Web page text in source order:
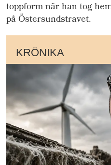
toppform när han tog
på Östersundstravet.
KRÖNIKA